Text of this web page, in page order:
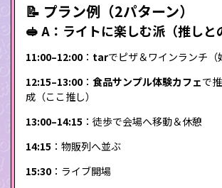
📝 プラン例（2パターン）
🥪 A：ライトに楽しむ派（推しと
11:00–12:00 ： tarでピザ＆ワインランチ（
12:15–13:00 ： 食品サンプル体験カフェで
成（ここ推し）
13:00–14:15 ：徒歩で会場へ移動＆休憩
14:15 ：物販列へ並ぶ
15:30 ：ライブ開場